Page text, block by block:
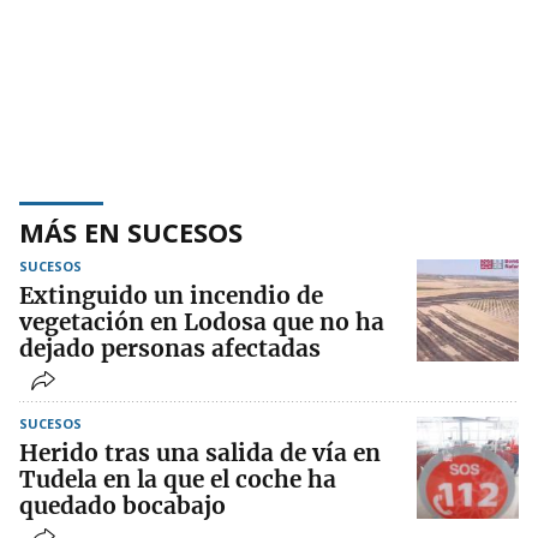
MÁS EN SUCESOS
SUCESOS
Extinguido un incendio de
vegetación en Lodosa que no ha
dejado personas afectadas
SUCESOS
Herido tras una salida de vía en
Tudela en la que el coche ha
quedado bocabajo